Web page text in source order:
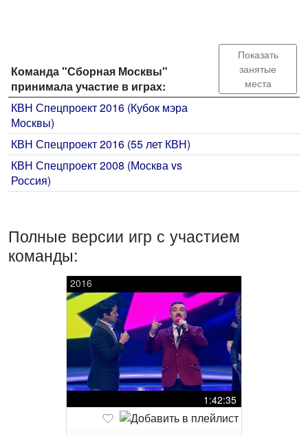
Команда "Сборная Москвы"
принимала участие в играх:
Показать
занятые
места
КВН Спецпроект 2016 (Кубок мэра
Москвы)
КВН Спецпроект 2016 (55 лет КВН)
КВН Спецпроект 2008 (Москва vs
Россия)
Полные версии игр с участием
команды:
2016
1:42:35